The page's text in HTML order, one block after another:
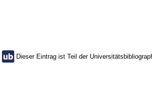
Dieser Eintrag ist Teil der